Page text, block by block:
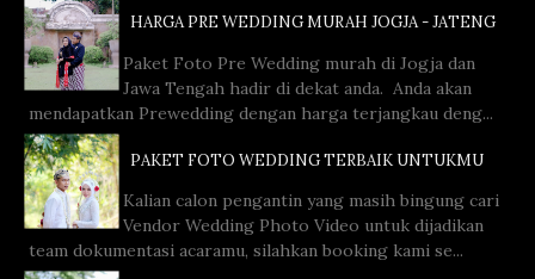
HARGA PRE WEDDING MURAH JOGJA - JATENG
Paket Foto Pre Wedding murah di Jogja dan
Jawa Tengah hadir di dekat anda. Anda akan
mendapatkan Prewedding dengan harga terjangkau deng...
PAKET FOTO WEDDING TERBAIK UNTUKMU
Kalian calon pengantin yang masih bingung cari
Vendor Wedding Photo Video untuk dijadikan
team dokumentasi acaramu, silahkan booking kami se...